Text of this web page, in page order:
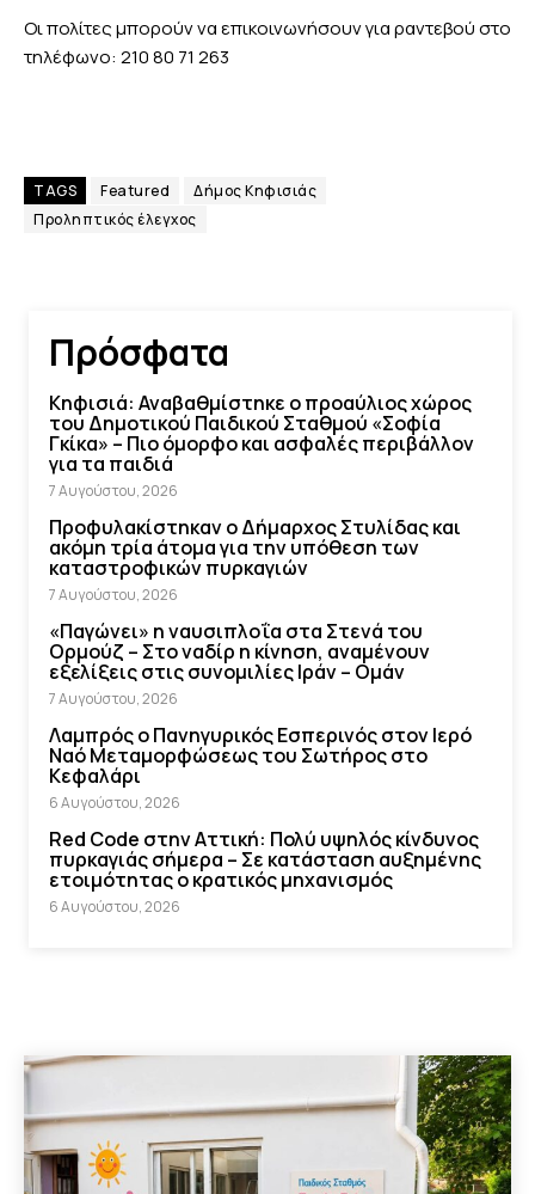
Οι πολίτες μπορούν να επικοινωνήσουν για ραντεβού στο
τηλέφωνο: 210 80 71 263
TAGS Featured
Δήμος Κηφισιάς
Προληπτικός έλεγχος
Πρόσφατα
Κηφισιά: Αναβαθμίστηκε ο προαύλιος χώρος
του Δημοτικού Παιδικού Σταθμού «Σοφία
Γκίκα» – Πιο όμορφο και ασφαλές περιβάλλον
για τα παιδιά
7 Αυγούστου, 2026
Προφυλακίστηκαν ο Δήμαρχος Στυλίδας και
ακόμη τρία άτομα για την υπόθεση των
καταστροφικών πυρκαγιών
7 Αυγούστου, 2026
«Παγώνει» η ναυσιπλοΐα στα Στενά του
Ορμούζ – Στο ναδίρ η κίνηση, αναμένουν
εξελίξεις στις συνομιλίες Ιράν – Ομάν
7 Αυγούστου, 2026
Λαμπρός ο Πανηγυρικός Εσπερινός στον Ιερό
Ναό Μεταμορφώσεως του Σωτήρος στο
Κεφαλάρι
6 Αυγούστου, 2026
Red Code στην Αττική: Πολύ υψηλός κίνδυνος
πυρκαγιάς σήμερα – Σε κατάσταση αυξημένης
ετοιμότητας ο κρατικός μηχανισμός
6 Αυγούστου, 2026